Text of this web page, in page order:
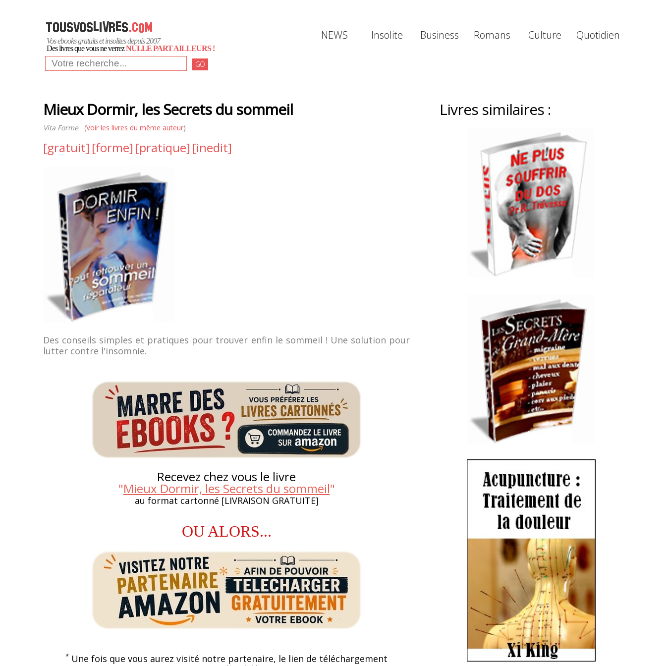
Vos ebooks gratuits et insolites depuis 2007
Des livres que vous ne verrezNULLE PART AILLEURS !
GO
NEWS Insolite Business Romans Culture Quotidien
Mieux Dormir, les Secrets du sommeil
Vita Forme(Voir les livres du même auteur)
[gratuit] [forme] [pratique] [inedit]
Des conseils simples et pratiques pour trouver enfin le sommeil ! Une solution pour
lutter contre l'insomnie.
Recevez chez vous le livre
"Mieux Dormir, les Secrets du sommeil"
au format cartonné [LIVRAISON GRATUITE]
OU ALORS...
* Une fois que vous aurez visité notre partenaire, le lien de téléchargement
Livres similaires :